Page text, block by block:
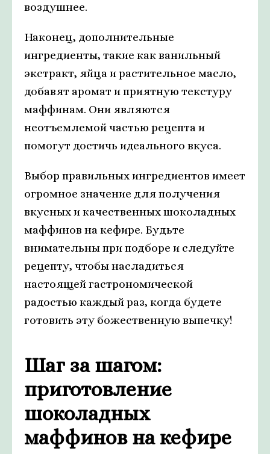
воздушнее.
Наконец, дополнительные
ингредиенты, такие как ванильный
экстракт, яйца и растительное масло,
добавят аромат и приятную текстуру
маффинам. Они являются
неотъемлемой частью рецепта и
помогут достичь идеального вкуса.
Выбор правильных ингредиентов имеет
огромное значение для получения
вкусных и качественных шоколадных
маффинов на кефире. Будьте
внимательны при подборе и следуйте
рецепту, чтобы насладиться
настоящей гастрономической
радостью каждый раз, когда будете
готовить эту божественную выпечку!
Шаг за шагом:
приготовление
шоколадных
маффинов на кефире